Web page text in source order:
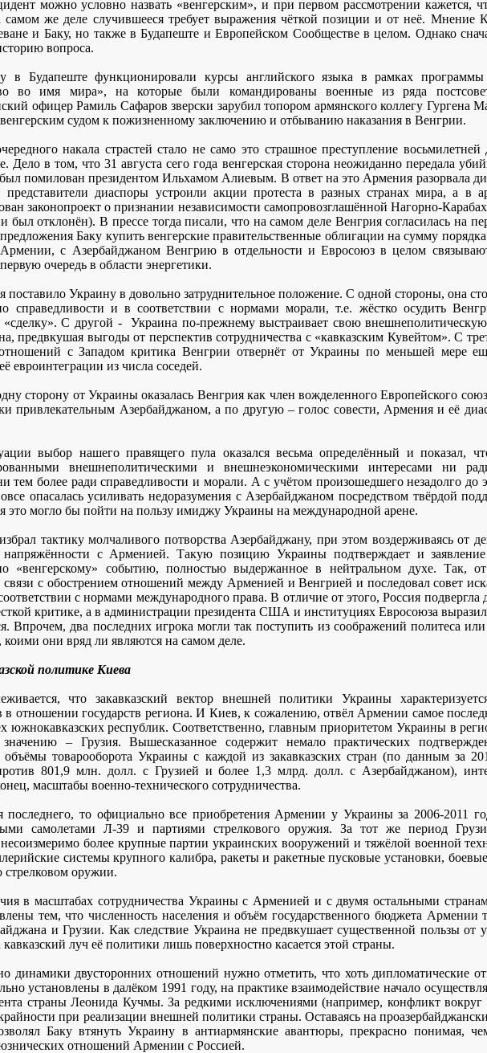
можно условно назвать «венгерским», и при первом рассмотрении кажется,
самом же деле случившееся требует выражения чёткой позиции и от неё. Мнение
и Баку, но также в Будапеште и Европейском Сообществе в целом. Однако
вопроса.
в Будапеште функционировали курсы английского языка в рамках
во имя мира», на которые были командированы военные из ряда
офицер Рамиль Сафаров зверски зарубил топором армянского коллегу Гургена
судом к пожизненному заключению и отбыванию наказания в Венгрии.
накала страстей стало не само это страшное преступление восьмилетней
Дело в том, что 31 августа сего года венгерская сторона неожиданно передала
помилован президентом Ильхамом Алиевым. В ответ на это Армения разорвала
представители диаспоры устроили акции протеста в разных странах мира, а в
законопроект о признании независимости самопровозглашённой Нагорно-
был отклонён). В прессе тогда писали, что на самом деле Венгрия согласилась на
Баку купить венгерские правительственные облигации на сумму
с Азербайджаном Венгрию в отдельности и Евросоюз в целом
очередь в области энергетики.
поставило Украину в довольно затруднительное положение. С одной стороны, она
справедливости и в соответствии с нормами морали, т.е. жёстко осудить
С другой -
Украина по-прежнему выстраивает свою
предвкушая выгоды от перспектив сотрудничества с «кавказским Кувейтом». С
с Западом критика Венгрии отвернёт от Украины по меньшей мере
евроинтеграции из числа соседей.
сторону от Украины оказалась Венгрия как член вожделенного Европейского
привлекательным Азербайджаном, а по другую – голос совести, Армения и её
выбор нашего правящего пула оказался весьма определённый и показал,
внешнеполитическими и внешнеэкономическими интересами ни
тем более ради справедливости и морали. А с учётом произошедшего незадолго до
опасалась усиливать недоразумения с Азербайджаном посредством твёрдой
это могло бы пойти на пользу имиджу Украины на международной арене.
тактику молчаливого потворства Азербайджану, при этом воздерживаясь от
с Арменией. Такую позицию Украины подтверждает и заявление
«венгерскому» событию, полностью выдержанное в нейтральном духе. Так,
связи с обострением отношений между Арменией и Венгрией и последовал совет
с нормами международного права. В отличие от этого, Россия подвергла
критике, а в администрации президента США и институциях Евросоюза
Впрочем, два последних игрока могли так поступить из соображений политеса
они вряд ли являются на самом деле.
политике Киева
что закавказский вектор внешней политики Украины
в отношении государств региона. И Киев, к сожалению, отвёл Армении самое
южнокавказских республик. Соответственно, главным приоритетом Украины в
– Грузия. Вышесказанное содержит немало практических
объёмы товарооборота Украины с каждой из закавказских стран (по данным за
801,9 млн. долл. с Грузией и более 1,3 млрд. долл. с Азербайджаном),
масштабы военно-технического сотрудничества.
последнего, то официально все приобретения Армении у Украины за 2006-2011
самолетами Л-39 и партиями стрелкового оружия. За тот же период
более крупные партии украинских вооружений и тяжёлой военной
системы крупного калибра, ракеты и ракетные пусковые установки,
стрелковом оружии.
в масштабах сотрудничества Украины с Арменией и с двумя остальными
тем, что численность населения и объём государственного бюджета Армении
и Грузии. Как следствие Украина не предвкушает существенной пользы от
луч её политики лишь поверхностно касается этой страны.
динамики двусторонних отношений нужно отметить, что хоть дипломатические
установлены в далёком 1991 году, на практике взаимодействие начало
страны Леонида Кучмы. За редкими исключениями (например, конфликт
при реализации внешней политики страны. Оставаясь на
Баку втянуть Украину в антиармянские авантюры, прекрасно понимая,
отношений Армении с Россией.